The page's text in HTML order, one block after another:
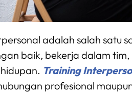
adalah salah satu
baik, bekerja dalam
Training
profesional